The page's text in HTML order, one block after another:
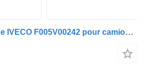
Unité de commande IVECO F005V00242 pour camion IVECO TRAKKER 2005>2013